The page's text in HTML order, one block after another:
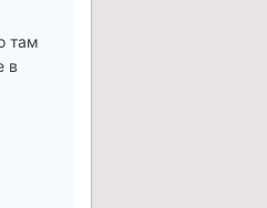
там
в